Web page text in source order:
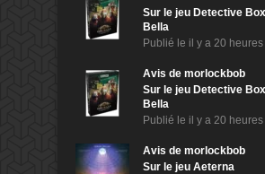
Sur le jeu Detective
Bella
Publié le il y a 20 heures
Avis de morlockbob
Sur le jeu Detective
Bella
Publié le il y a 20 heures
Avis de morlockbob
Sur le jeu Aeterna